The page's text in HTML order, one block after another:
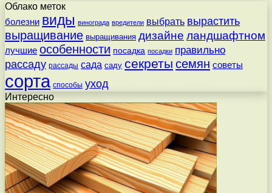
Облако меток
болезни виды винограда вредители выбрать вырастить
выращивание выращивания дизайне ландшафтном
лучшие особенности посадка посадки правильно
рассаду рассады сада саду секреты семян советы
сорта способы уход
Интересно